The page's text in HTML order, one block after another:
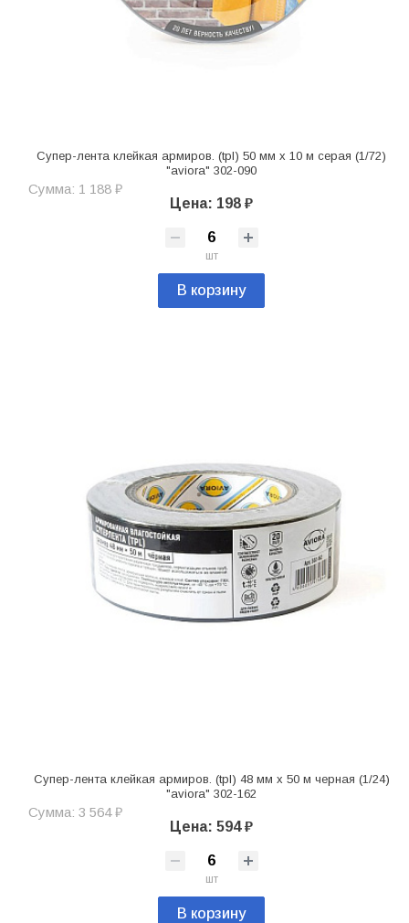
Супер-лента клейкая армиров. (tpl) 50 мм х 10 м серая (1/72)
"aviora" 302-090
Сумма: 1 188 ₽
Цена: 198 ₽
шт
В корзину
Супер-лента клейкая армиров. (tpl) 48 мм x 50 м черная (1/24)
"aviora" 302-162
Сумма: 3 564 ₽
Цена: 594 ₽
шт
В корзину